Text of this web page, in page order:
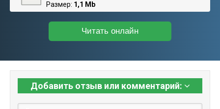
Размер: 1,1 Mb
Читать онлайн
Добавить отзыв или комментарий: